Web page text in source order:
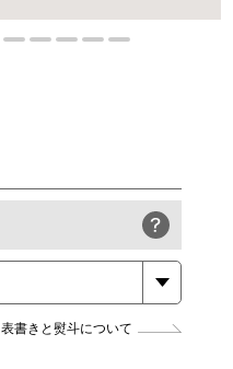
表書きと熨斗について